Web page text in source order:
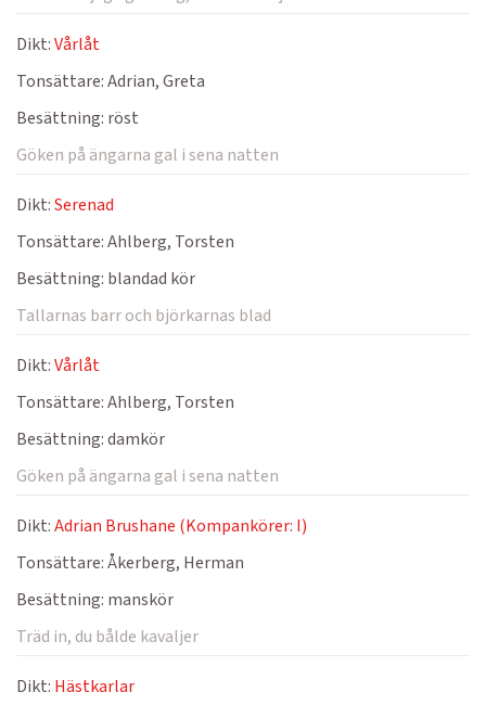
Dikt:Vårlåt
Tonsättare:Adrian, Greta
Besättning: röst
Göken på ängarna gal i sena natten
Dikt:Serenad
Tonsättare:Ahlberg, Torsten
Besättning: blandad kör
Tallarnas barr och björkarnas blad
Dikt:Vårlåt
Tonsättare:Ahlberg, Torsten
Besättning:damkör
Göken på ängarna gal i sena natten
Dikt:Adrian Brushane (Kompankörer: I)
Tonsättare:Åkerberg, Herman
Besättning: manskör
Träd in, du bålde kavaljer
Dikt: Hästkarlar